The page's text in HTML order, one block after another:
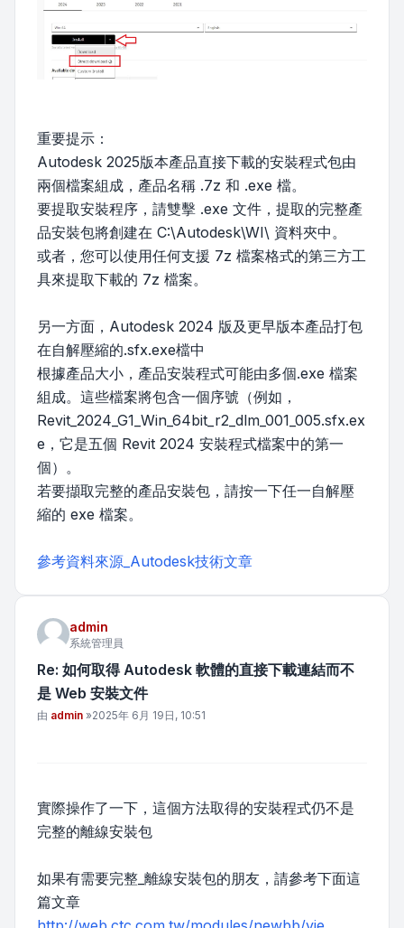
重要提示：
Autodesk 2025版本產品直接下載的安裝程式包由
兩個檔案組成，產品名稱 .7z 和 .exe 檔。
要提取安裝程序，請雙擊 .exe 文件，提取的完整產
品安裝包將創建在 C:\Autodesk\WI\ 資料夾中。
或者，您可以使用任何支援 7z 檔案格式的第三方工
具來提取下載的 7z 檔案。
另一方面，Autodesk 2024 版及更早版本產品打包
在自解壓縮的.sfx.exe檔中
根據產品大小，產品安裝程式可能由多個.exe 檔案
組成。這些檔案將包含一個序號（例如，
Revit_2024_G1_Win_64bit_r2_dlm_001_005.sfx.ex
e，它是五個 Revit 2024 安裝程式檔案中的第一
個）。
若要擷取完整的產品安裝包，請按一下任一自解壓
縮的 exe 檔案。
參考資料來源_Autodesk技術文章
admin
系統管理員
Re: 如何取得 Autodesk 軟體的直接下載連結而不
是 Web 安裝文件
文章
由 admin »2025年 6月 19日, 10:51
實際操作了一下，這個方法取得的安裝程式仍不是
完整的離線安裝包
如果有需要完整_離線安裝包的朋友，請參考下面這
篇文章